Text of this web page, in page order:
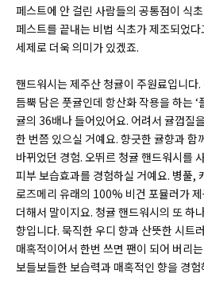
페스트에 안 걸린 사람들의 공통점이 식
페스트를 끝내는 비법 식초가 제조되었
세제로 더욱 의미가 있겠죠.
핸드워시는 제주산 청귤이 주원료입니다
듬뿍 담은 풋귤인데 항산화 작용을 하는
귤의 36배나 들어있어요. 어려서 귤껍질
한 번쯤 있으실 거예요. 향긋한 귤향과 함
바뀌었던 경험. 오뛰르 청귤 핸드워시를
피부 보습효과를 경험하실 거예요. 병풀,
로즈메리 유래의 100% 비건 포뮬러가
더해서 말이지요. 청귤 핸드워시의 또 하
향입니다. 묵직한 우디 향과 산뜻한 시트
매혹적이어서 한번 쓰면 팬이 되어 버리
보들보들한 보습력과 매혹적인 향을 경험